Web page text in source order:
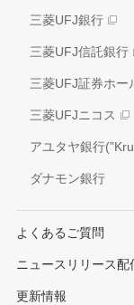
アナリスト情報
電子公告
情報開示方針
IRお問い合わせ窓
社会
ガバナンス
外部評価
社会貢献活動
三菱UFJ銀行
三菱UFJ信託銀行
三菱UFJ証券ホー
三菱UFJニコス
アユタヤ銀行
ダナモン銀行
よくあるご質問
ニュースリリース配
更新情報